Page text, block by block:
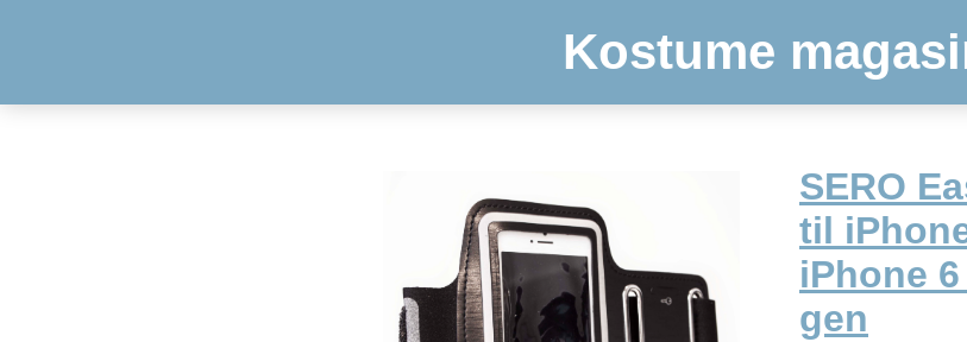
Kostume
SERO
til
iPhone 6
gen